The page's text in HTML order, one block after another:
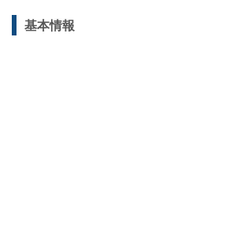
基本情報